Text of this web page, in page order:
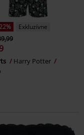
Exkluzívne
Harry Potter